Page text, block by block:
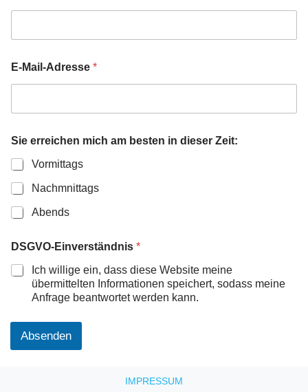
e
l
n
n
u
m
m
r
r
e
i
E-Mail-Adresse *
Sie erreichen mich am besten in dieser Zeit:
Vormittags
Nachmnittags
Abends
DSGVO-Einverständnis *
Ich willige ein, dass diese Website meine
übermittelten Informationen speichert, sodass meine
Anfrage beantwortet werden kann.
Absenden
IMPRESSUM